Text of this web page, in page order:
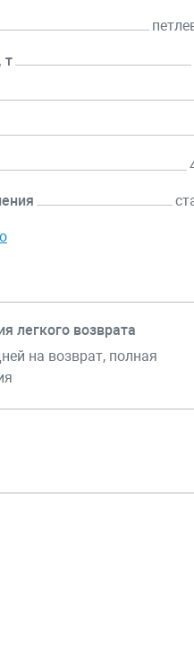
т
легкого возврата
на возврат, полная